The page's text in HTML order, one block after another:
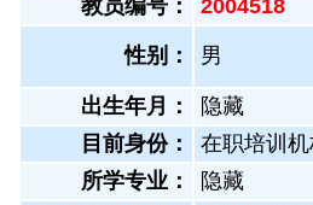
教员编号： 2004518
性别： 男
出生年月：
隐藏
目前身份： 在职培训
所学专业：
隐藏